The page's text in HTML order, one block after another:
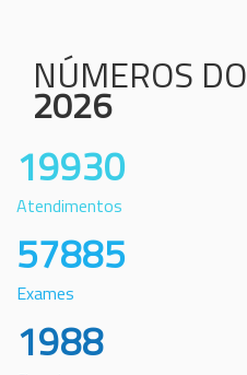
NÚMEROS DO
2026
19930
Atendimentos
57885
Exames
1988